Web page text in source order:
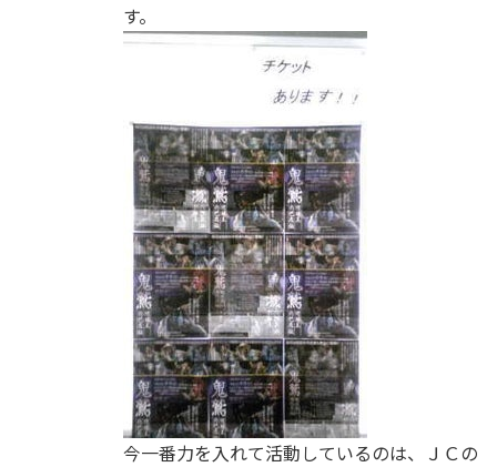
す。
今一番力を入れて活動しているのは、ＪＣの